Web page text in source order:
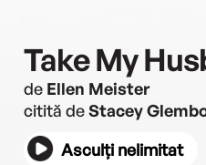
Take My
de Ellen Meister
citită deStacey
Asculți nelimitat